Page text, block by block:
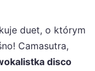
duet, o którym
Camasutra,
disco